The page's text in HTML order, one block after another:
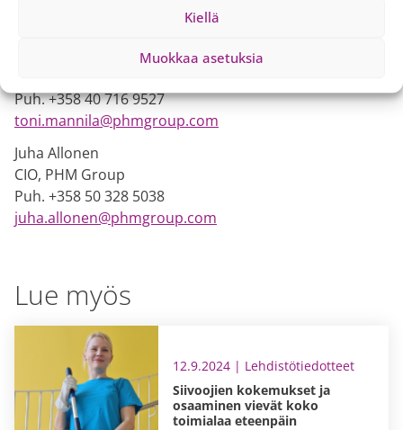
Kiellä
Muokkaa asetuksia
Puh. +358 40 716 9527
toni.mannila@phmgroup.com
Juha Allonen
CIO, PHM Group
Puh. +358 50 328 5038
juha.allonen@phmgroup.com
Lue myös
12.9.2024 | Lehdistötiedotteet
Siivoojien kokemukset ja
osaaminen vievät koko
toimialaa eteenpäin